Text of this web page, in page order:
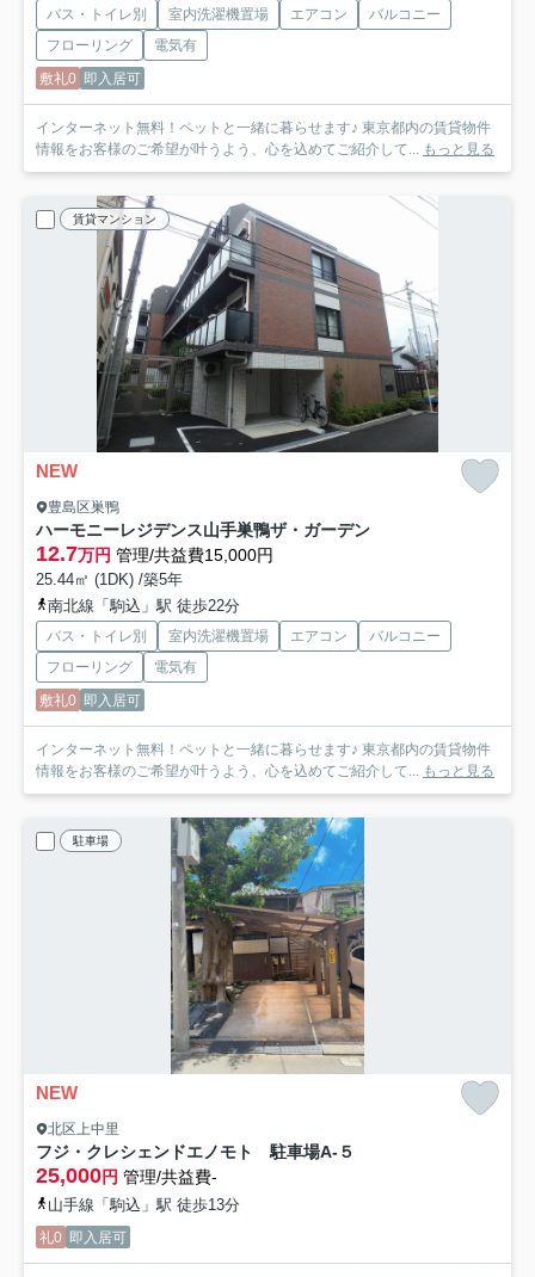
バス・トイレ別 室内洗濯機置場 エアコン
バルコニー
フローリング
電気有
敷礼0 即入居可
インターネット無料！ペットと一緒に暮らせます♪ 東京都内の賃貸物件
情報をお客様のご希望が叶うよう、心を込めてご紹介して... もっと見る
賃貸マンション
NEW
豊島区巣鴨
ハーモニーレジデンス山手巣鴨ザ・ガーデン
12.7万円 管理/共益費15,000円
25.44㎡ (1DK) /築5年
南北線「駒込」駅 徒歩22分
バス・トイレ別 室内洗濯機置場 エアコン
バルコニー
フローリング
電気有
敷礼0 即入居可
インターネット無料！ペットと一緒に暮らせます♪ 東京都内の賃貸物件
情報をお客様のご希望が叶うよう、心を込めてご紹介して... もっと見る
駐車場
NEW
北区上中里
フジ・クレシェンドエノモト 駐車場A-５
25,000円 管理/共益費-
山手線「駒込」駅 徒歩13分
礼0 即入居可